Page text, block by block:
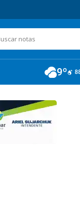
9º